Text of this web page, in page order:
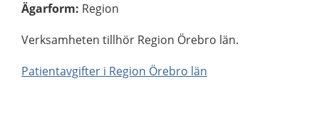
Ägarform: Region
Verksamheten tillhör Region Örebro län.
Patientavgifter i Region Örebro län